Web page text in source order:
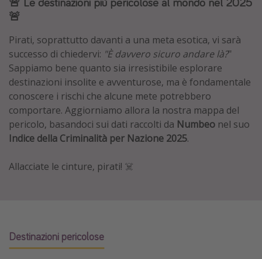
Grecia
Baleari
Egitto
Tunisia
Malta
Canarie
Capo Verde
Tipo di vacanza
Vacanze di Pasqua 2026
🚨
Pirati, soprattutto davanti a una meta esotica, vi sarà
successo di chiedervi: "È davvero sicuro andare là?"
Sappiamo bene quanto sia irresistibile esplorare
destinazioni insolite e avventurose, ma è fondamentale
conoscere i rischi che alcune mete potrebbero
comportare. Aggiorniamo allora la nostra mappa del
pericolo, basandoci sui dati raccolti da Numbeo nel suo
Indice della Criminalità per Nazione 2025.
Allacciate le cinture, pirati! ☠️
Destinazioni pericolose